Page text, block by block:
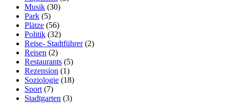
Musik (30)
Park (5)
Plätze (56)
Politik (32)
Reise- Stadtführer(2)
Reisen (2)
Restaurants (5)
Rezension (1)
Soziologie (18)
Sport (7)
Stadtgarten (3)